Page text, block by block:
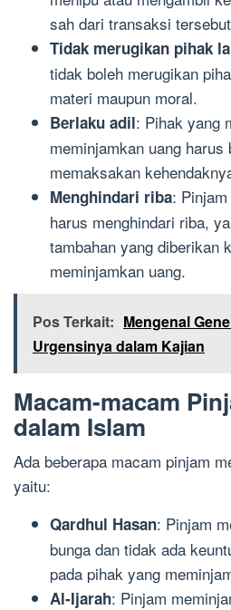
sah dari transaksi
Tidak merugikan pihak
tidak boleh merugikan
materi maupun moral.
Berlaku adil: Pihak yang
meminjamkan uang
memaksakan
Menghindari riba:
harus menghindari riba,
tambahan yang diberikan
meminjamkan uang.
Pos Terkait: Mengenal
Urgensinya dalam Kajian
Macam-macam
dalam Islam
Ada beberapa macam pinjam
yaitu:
Qardhul Hasan: Pinjam
bunga dan tidak ada
pada pihak yang
Al-Ijarah: Pinjam